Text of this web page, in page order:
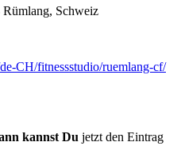
Rümlang, Schweiz
CH/fitnessstudio/ruemlang-cf/
kannst Du jetzt den Eintrag